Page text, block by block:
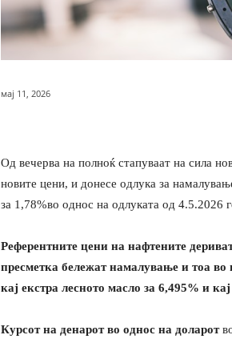
мај 11, 2026
Од вечерва на полноќ стапуваат на сила
новите цени, и донесе одлука за
за 1,78%во однос на одлуката од 4.5.2026
Референтните цени на нафтените
пресметка бележат намалување и тоа во
кај екстра лесното масло за 6,495% и
Курсот на денарот во однос на доларот